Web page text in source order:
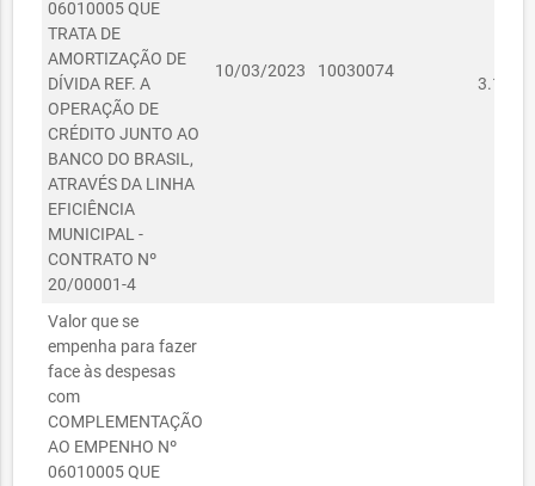
06010005 QUE
TRATA DE
AMORTIZAÇÃO DE
DÍVIDA REF. A
OPERAÇÃO DE
CRÉDITO JUNTO AO
BANCO DO BRASIL,
ATRAVÉS DA LINHA
EFICIÊNCIA
MUNICIPAL -
CONTRATO Nº
20/00001-4
10/03/2023 10030074
Valor que se
empenha para fazer
face às despesas
com
COMPLEMENTAÇÃO
AO EMPENHO Nº
06010005 QUE